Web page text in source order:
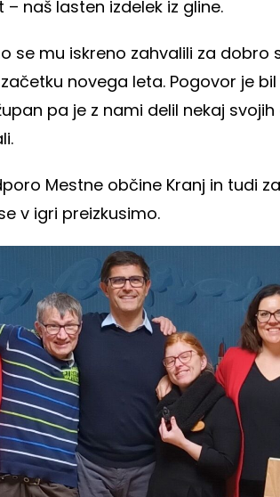
naš lasten izdelek iz gline.
se mu iskreno zahvalili za
novega leta. Pogovor je
pa je z nami delil nekaj svojih
Mestne občine Kranj in tudi
v igri preizkusimo.